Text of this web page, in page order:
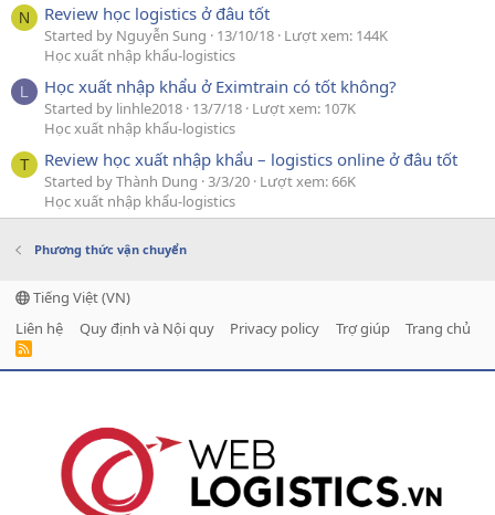
N Review học logistics ở đâu tốt
Started by Nguyễn Sung 13/10/18 Lượt xem: 144K
Học xuất nhập khẩu-logistics
L Học xuất nhập khẩu ở Eximtrain có tốt không?
Started by linhle2018 13/7/18 Lượt xem: 107K
Học xuất nhập khẩu-logistics
T Review học xuất nhập khẩu – logistics online ở đâu tốt
Started by Thành Dung 3/3/20 Lượt xem: 66K
Học xuất nhập khẩu-logistics
Phương thức vận chuyển
Tiếng Việt (VN)
Liên hệ
Quy định và Nội quy Privacy policy Trợ giúp Trang chủ
R